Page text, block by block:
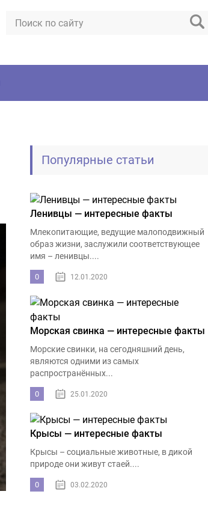
Популярные статьи
Ленивцы — интересные факты
Млекопитающие, ведущие малоподвижный
образ жизни, заслужили соответствующее
имя – ленивцы....
0 12.01.2020
Морская свинка — интересные факты
Морские свинки, на сегодняшний день,
являются одними из самых
распространённых...
0 25.01.2020
Крысы — интересные факты
Крысы – социальные животные, в дикой
природе они живут стаей....
0 03.02.2020